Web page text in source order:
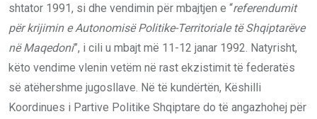
shtator 1991, si dhe vendimin për mbajtjen e “referendumit
për krijimin e Autonomisë Politike-Territoriale të Shqiptarëve
në Maqedoni”, i cili u mbajt më 11-12 janar 1992. Natyrisht,
këto vendime vlenin vetëm në rast ekzistimit të federatës
së atëhershme jugosllave. Në të kundërtën, Këshilli
Koordinues i Partive Politike Shqiptare do të angazhohej për